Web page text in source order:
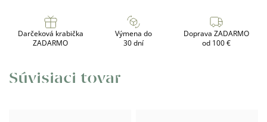
Darčeková krabička
ZADARMO
Výmena do
30 dní
Doprava ZADARMO
od 100 €
Súvisiaci tovar